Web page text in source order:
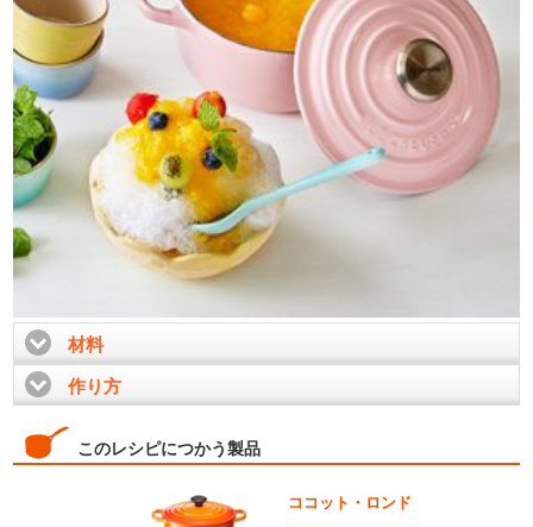
材料click to expand contents
作り方
このレシピにつかう製品
ココット・ロンド